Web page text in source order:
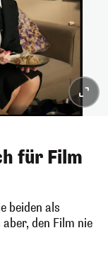
für Film
beiden als
den Film nie